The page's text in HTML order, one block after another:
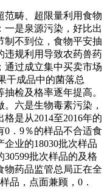
畴、超限量利用食物
一是泉源污染，好比出
制不到位，食物平安抽
违规利用导致农药兽药
通过成立集中买卖市场
干成品中的菌落总
检及格率逐年提高。
六是生物毒素污染，
是从2014至2016年的
．9％的样品不合适食
业的18030批次样品
30599批次样品的及格
物药品监管总局正在全
品，点面兼顾，0．